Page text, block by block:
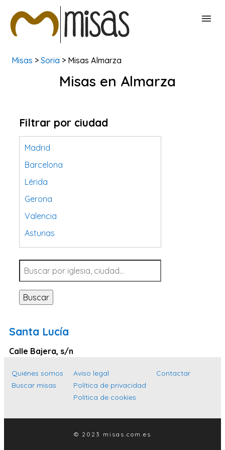
BUSCAR MISAS
Misas > Soria > Misas Almarza
Misas en Almarza
Filtrar por ciudad
Madrid
Barcelona
Lérida
Gerona
Valencia
Asturias
Tarragona
Navarra
Valladolid
Sevilla
Santa Cruz de Tenerife
Cantabria
Islas Baleares
Las Palmas
Alicante
Buscar
Santa Lucía
Calle Bajera, s/n
Quiénes somos
Buscar misas
Aviso legal
Política de privacidad
Política de cookies
Contactar
© 2023 misas.com.es